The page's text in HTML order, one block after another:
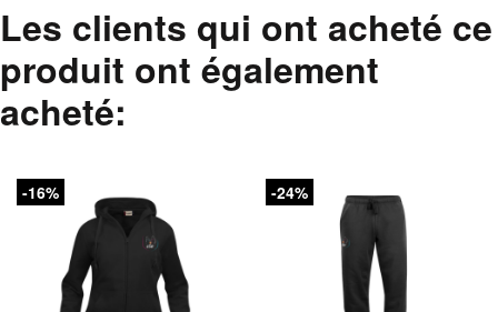
Les clients qui ont acheté ce
produit ont également
acheté:
-16% -24%